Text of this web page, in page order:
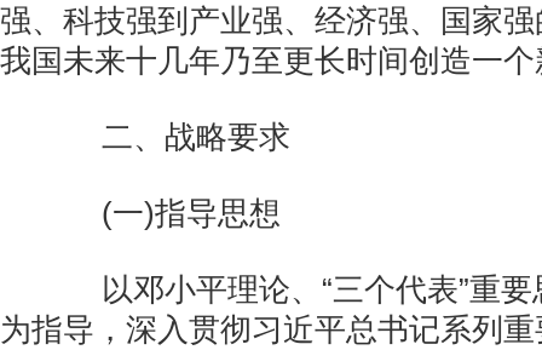
强、科技强到产业强、经济强、国家
我国未来十几年乃至更长时间创造一
二、战略要求
(一)指导思想
以邓小平理论、“三个代表”重要
为指导，深入贯彻习近平总书记系列